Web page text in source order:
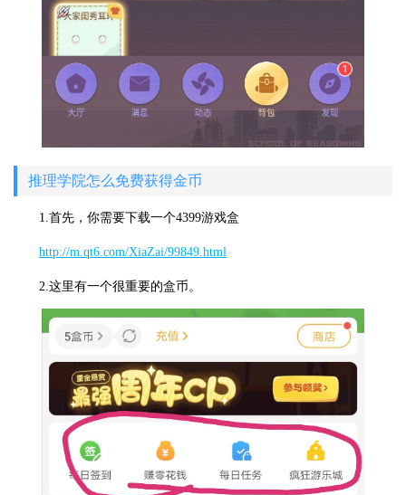
推理学院怎么免费获得金币
1.首先，你需要下载一个4399游戏盒
http://m.qt6.com/XiaZai/99849.html
2.这里有一个很重要的盒币。